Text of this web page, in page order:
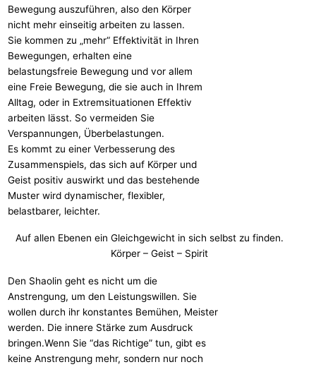
Bewegung auszuführen, also den Körper
nicht mehr einseitig arbeiten zu lassen.
Sie kommen zu „mehr“ Effektivität in Ihren
Bewegungen, erhalten eine
belastungsfreie Bewegung und vor allem
eine Freie Bewegung, die sie auch in Ihrem
Alltag, oder in Extremsituationen Effektiv
arbeiten lässt. So vermeiden Sie
Verspannungen, Überbelastungen.
Es kommt zu einer Verbesserung des
Zusammenspiels, das sich auf Körper und
Geist positiv auswirkt und das bestehende
Muster wird dynamischer, flexibler,
belastbarer, leichter.
Auf allen Ebenen ein Gleichgewicht in sich selbst zu finden.
Körper – Geist – Spirit
Den Shaolin geht es nicht um die
Anstrengung, um den Leistungswillen. Sie
wollen durch ihr konstantes Bemühen, Meister
werden. Die innere Stärke zum Ausdruck
bringen.Wenn Sie “das Richtige” tun, gibt es
keine Anstrengung mehr, sondern nur noch